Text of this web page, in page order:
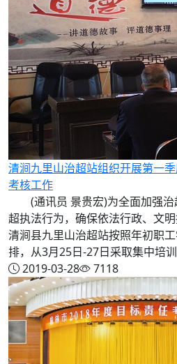
清涧九里山治超站组织开展第一
考核工作
(通讯员 景贵宏)为全面加强治
超执法行为，确保依法行政、文明
清涧县九里山治超站按照年初职
排，从3月25日-27日采取集中培
2019-03-28
7118